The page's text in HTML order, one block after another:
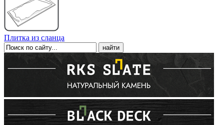
Плитка из сланца